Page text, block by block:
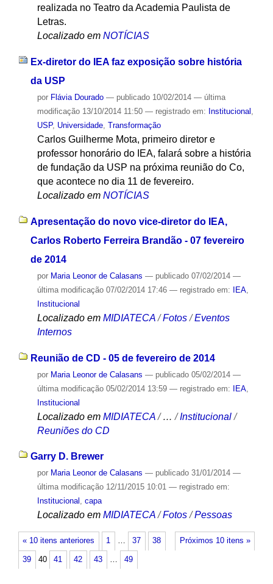
realizada no Teatro da Academia Paulista de
Letras.
Localizado em NOTÍCIAS
Ex-diretor do IEA faz exposição sobre história
da USP
por Flávia Dourado — publicado10/02/2014 — última
modificação13/10/2014 11:50 — registrado em: Institucional ,
USP, Universidade, Transformação
Carlos Guilherme Mota, primeiro diretor e
professor honorário do IEA, falará sobre a história
de fundação da USP na próxima reunião do Co,
que acontece no dia 11 de fevereiro.
Localizado em NOTÍCIAS
Apresentação do novo vice-diretor do IEA,
Carlos Roberto Ferreira Brandão - 07 fevereiro
de 2014
por Maria Leonor de Calasans — publicado07/02/2014 —
última modificação07/02/2014 17:46 — registrado em: IEA,
Institucional
Localizado em MIDIATECA /Fotos /Eventos
Internos
Reunião de CD - 05 de fevereiro de 2014
por Maria Leonor de Calasans — publicado05/02/2014 —
última modificação05/02/2014 13:59 — registrado em: IEA,
Institucional
Localizado em MIDIATECA /…/Institucional /
Reuniões do CD
Garry D. Brewer
por Maria Leonor de Calasans — publicado31/01/2014 —
última modificação12/11/2015 10:01 — registrado em:
Institucional , capa
Localizado em MIDIATECA /Fotos /Pessoas
« 10 itens anteriores Próximos 10 itens »
1 … 37 38
39 40 41 42 43 … 49